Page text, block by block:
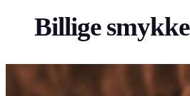
Billige